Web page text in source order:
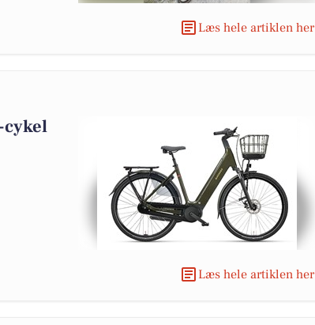
Læs hele artiklen her
cykel
Læs hele artiklen her